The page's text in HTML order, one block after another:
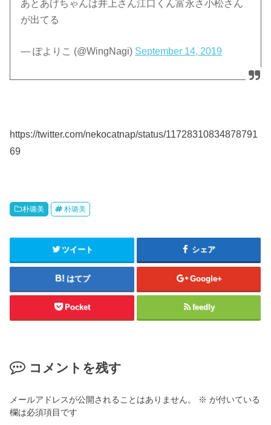
あとあげちゃんは井上さん江口くん富永さ小松さん
が出てる
— ぽよりこ (@WingNagi) September 14, 2019
https://twitter.com/nekocatnap/status/11728310834878791
69
朴璐美 朴璐美
ツイート シェア
はてブ Google+
Pocket feedly
コメントを残す
メールアドレスが公開されることはありません。 ※ が付いている
欄は必須項目です